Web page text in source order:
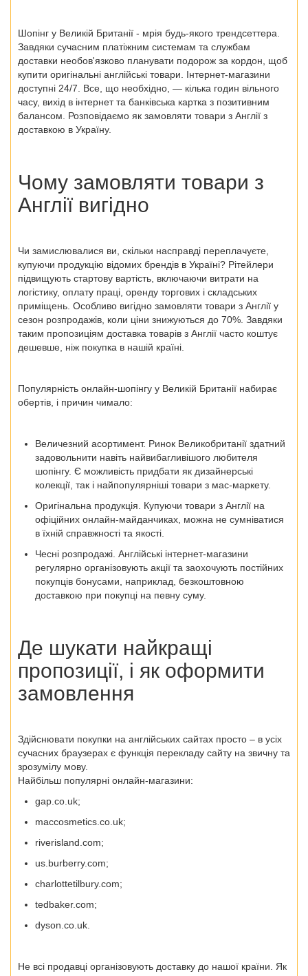
Шопінг у Великій Британії - мрія будь-якого трендсеттера.
Завдяки сучасним платіжним системам та службам
доставки необов'язково планувати подорож за кордон, щоб
купити оригінальні англійські товари. Інтернет-магазини
доступні 24/7. Все, що необхідно, — кілька годин вільного
часу, вихід в інтернет та банківська картка з позитивним
балансом. Розповідаємо як замовляти товари з Англії з
доставкою в Україну.
Чому замовляти товари з
Англії вигідно
Чи замислювалися ви, скільки насправді переплачуєте,
купуючи продукцію відомих брендів в Україні? Рітейлери
підвищують стартову вартість, включаючи витрати на
логістику, оплату праці, оренду торгових і складських
приміщень. Особливо вигідно замовляти товари з Англії у
сезон розпродажів, коли ціни знижуються до 70%. Завдяки
таким пропозиціям доставка товарів з Англії часто коштує
дешевше, ніж покупка в нашій країні.
Популярність онлайн-шопінгу у Великій Британії набирає
обертів, і причин чимало:
Величезний асортимент. Ринок Великобританії здатний
задовольнити навіть найвибагливішого любителя
шопінгу. Є можливість придбати як дизайнерські
колекції, так і найпопулярніші товари з мас-маркету.
Оригінальна продукція . Купуючи товари з Англії на
офіційних онлайн-майданчиках, можна не сумніватися
в їхній справжності та якості.
Чесні розпродажі . Англійські інтернет-магазини
регулярно організовують акції та заохочують постійних
покупців бонусами, наприклад, безкоштовною
доставкою при покупці на певну суму.
Де шукати найкращі
пропозиції, і як оформити
замовлення
Здійснювати покупки на англійських сайтах просто – в усіх
сучасних браузерах є функція перекладу сайту на звичну та
зрозумілу мову.
Найбільш популярні онлайн-магазини:
gap.co.uk;
maccosmetics.co.uk;
riverisland.com;
us.burberry.com;
charlottetilbury.com;
tedbaker.com;
dyson.co.uk.
Не всі продавці організовують доставку до нашої країни. Як